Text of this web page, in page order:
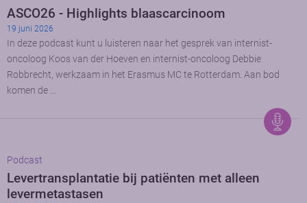
ASCO26 - Highlights blaascarcinoom
19 juni 2026
In deze podcast kunt u luisteren naar het gesprek van internist-
oncoloog Koos van der Hoeven en internist-oncoloog Debbie
Robbrecht, werkzaam in het Erasmus MC te Rotterdam. Aan bod
komen de …
Podcast
Levertransplantatie bij patiënten met alleen
levermetastasen